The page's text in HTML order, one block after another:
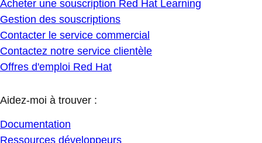
Acheter une souscription Red Hat Learning
Gestion des souscriptions
Contacter le service commercial
Contactez notre service clientèle
Offres d'emploi Red Hat
Aidez-moi à trouver :
Documentation
Ressources développeurs